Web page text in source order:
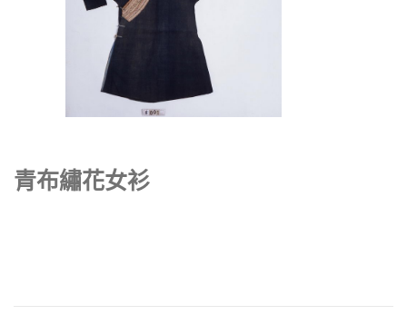
青布繡花女衫